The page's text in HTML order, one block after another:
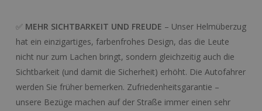
✅ MEHR SICHTBARKEIT UND FREUDE – Unser Helmüberzug
hat ein einzigartiges, farbenfrohes Design, das die Leute
nicht nur zum Lachen bringt, sondern gleichzeitig auch die
Sichtbarkeit (und damit die Sicherheit) erhöht. Die Autofahrer
werden Sie früher bemerken. Zufriedenheitsgarantie –
unsere Bezüge machen auf der Straße immer einen sehr